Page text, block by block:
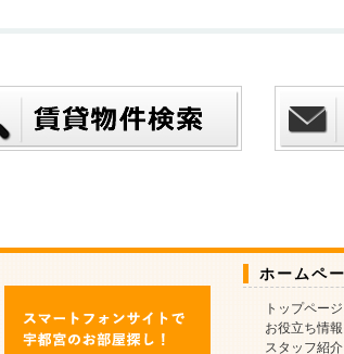
ホームペ
トップページ
お役立ち情報
スタッフ紹介